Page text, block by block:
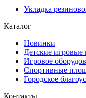
Укладка
Каталог
Новинки
Детские игровые
Игровое
Спортивные
Городское
Контакты